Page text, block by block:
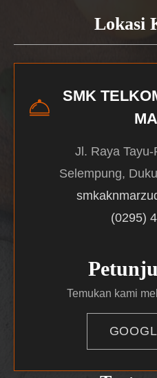
Lokasi
SMK
Jl. Raya
Selempung,
(0295)
Temukan kami